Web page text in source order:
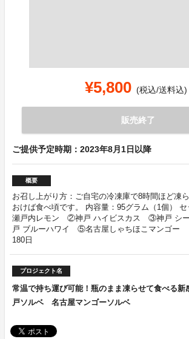
¥5,800 (税込/送料込)
販売終了
ご提供予定時期：2023年8月1日以降
概要
お召し上がり方：ご自宅の冷凍庫で8時間ほど凍
おけば食べ頃です。 内容量：95グラム（1個）
瀬戸内レモン ②神戸 ハイビスカス ③神戸 シ
戸 ブルーハワイ ⑤名古屋しゃちほこマンゴ
180日
プロジェクト名
常温で持ち運び可能！瓶のまま凍らせて食べる新
戸ソルベ 名古屋マンゴーソルベ